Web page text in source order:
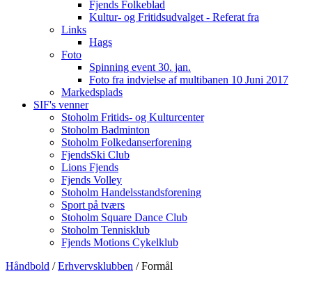
Fjends Folkeblad
Kultur- og Fritidsudvalget - Referat fra
Links
Hags
Foto
Spinning event 30. jan.
Foto fra indvielse af multibanen 10 Juni 2017
Markedsplads
SIF's venner
Stoholm Fritids- og Kulturcenter
Stoholm Badminton
Stoholm Folkedanserforening
FjendsSki Club
Lions Fjends
Fjends Volley
Stoholm Handelsstandsforening
Sport på tværs
Stoholm Square Dance Club
Stoholm Tennisklub
Fjends Motions Cykelklub
Håndbold /Erhvervsklubben / Formål